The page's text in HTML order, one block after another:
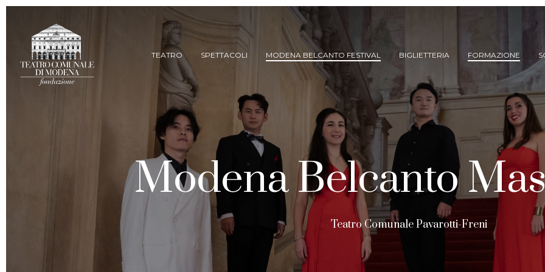
Skip
content
TEATRO SPETTACOLI
ARCHIVIO SPETTACOLI
(DAL 2023/’24)
ARCHIVIO STORICO
(FINO AL 2022/’23)
MODENA BELCANTO FESTIVAL BIGLIETTERIA FORMAZIONE
Modena Belcanto
Teatro Comunale Pavarotti-Freni